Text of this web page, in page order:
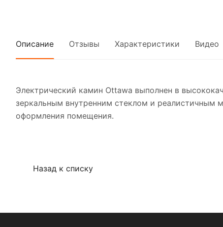
Описание Отзывы Характеристики Видео
Электрический камин Ottawa выполнен в
зеркальным внутренним стеклом и реалистичным
оформления помещения.
Назад к списку